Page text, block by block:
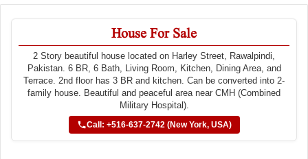
House For Sale
2 Story beautiful house located on Harley Street, Rawalpindi,
Pakistan. 6 BR, 6 Bath, Living Room, Kitchen, Dining Area, and
Terrace. 2nd floor has 3 BR and kitchen. Can be converted into 2-
family house. Beautiful and peaceful area near CMH (Combined
Military Hospital).
Call: +516-637-2742 (New York, USA)